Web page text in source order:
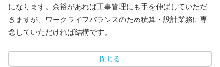
になります。余裕があれば工事管理にも手を伸ばしていただ
きますが、ワークライフバランスのため積算・設計業務に専
念していただければ結構です。
閉じる